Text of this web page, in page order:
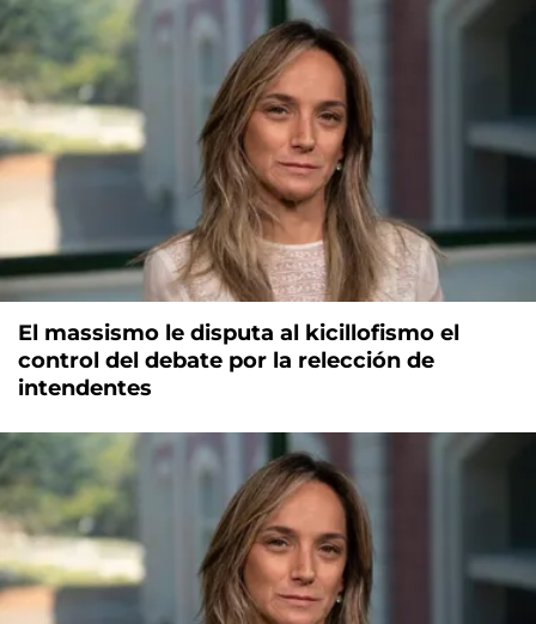
El massismo le disputa al kicillofismo el
control del debate por la relección de
intendentes